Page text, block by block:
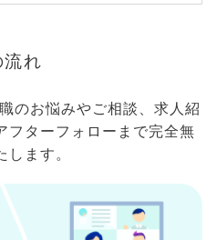
れ
のお悩みやご相談、求人紹
フターフォローまで完全無
ます。